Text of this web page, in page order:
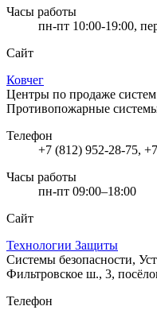
Часы работы
пн-пт 10:00-19:00,
Сайт
Ковчег
Центры по продаже
Противопожарные
Телефон
+7 (812) 952-28-75,
Часы работы
пн-пт 09:00–18:00
Сайт
Технологии Защиты
Системы безопасности,
Фильтровское ш., 3,
Телефон